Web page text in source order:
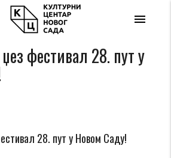
menu
фестивал 28. пут у
28. пут у Новом Саду!